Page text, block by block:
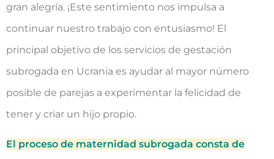
gran alegría. ¡Este sentimiento nos impulsa a
continuar nuestro trabajo con entusiasmo! El
principal objetivo de los servicios de gestación
subrogada en Ucrania es ayudar al mayor número
posible de parejas a experimentar la felicidad de
tener y criar un hijo propio.
El proceso de maternidad subrogada consta de